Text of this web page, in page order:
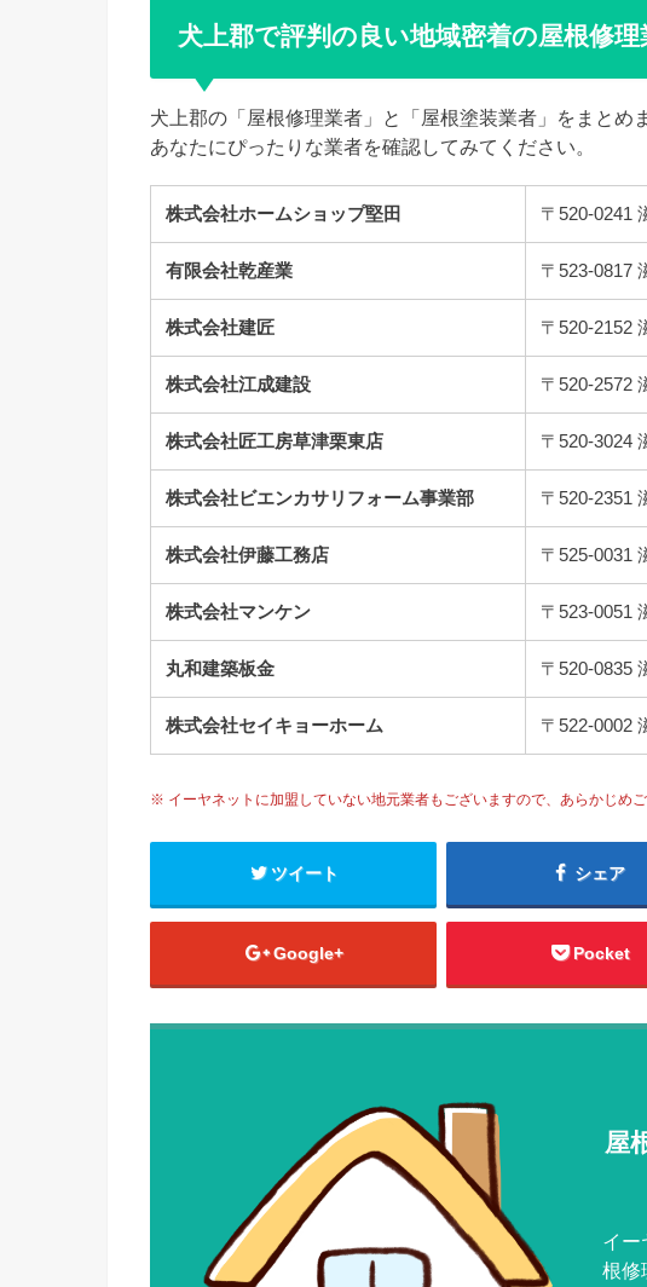
犬上郡で評判の良い地域密着の屋根修理
犬上郡の「屋根修理業者」と「屋根塗装業者」をまとめ
あなたにぴったりな業者を確認してみてください。
株式会社ホームショップ堅田 〒520-0241
有限会社乾産業 〒523-0817
株式会社建匠 〒520-2152
株式会社江成建設 〒520-2572
株式会社匠工房草津栗東店 〒520-3024
株式会社ビエンカサリフォーム事業部 〒520-2351
株式会社伊藤工務店 〒525-0031
株式会社マンケン 〒523-0051
丸和建築板金 〒520-0835
株式会社セイキョーホーム 〒522-0002
※ イーヤネットに加盟していない地元業者もございますので、あらかじめご
ツイート シェア
Google+ Pocket
屋
イー
根修